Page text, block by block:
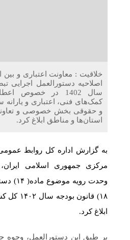
خلاقیت : معاونت اعتباری و بین
سال 1402 در خصوص
کمک‌های فنی، اعتباری و
و حقوقی بخش خصوصی و
استان‌ها و مناطق ابلاغ کرد.
به گزارش اداره کل روابط
مرکزی جمهوری اسلامی ایران،
وحدت
۱۸)
ابلاغ کرد.